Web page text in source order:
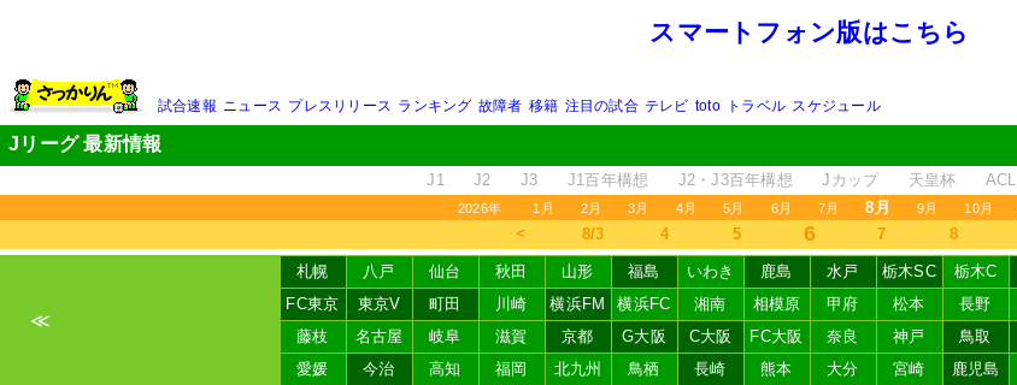
スマートフォン版はこちら
試合速報 ニュース プレスリリース ランキング 故障者 移籍 注目の試合 テレビ toto トラベル スケジュール
Jリーグ 最新情報
J1 J2 J3 J1百年構想 J2・J3百年構想 Jカップ 天皇杯 ACL
2026年 1月 2月 3月 4月 5月 6月 7月 8月 9月 10月
＜ 8/3 4 5 6 7 8
≪
札幌 八戸 仙台 秋田 山形 福島 いわき 鹿島 水戸 栃木SC 栃木C
FC東京
東京V 町田 川崎 横浜FM 横浜FC 湘南 相模原 甲府 松本 長野
藤枝
名古屋 岐阜 滋賀 京都 G大阪 C大阪 FC大阪 奈良 神戸 鳥取
愛媛
今治 高知 福岡 北九州 鳥栖 長崎 熊本 大分 宮崎 鹿児島